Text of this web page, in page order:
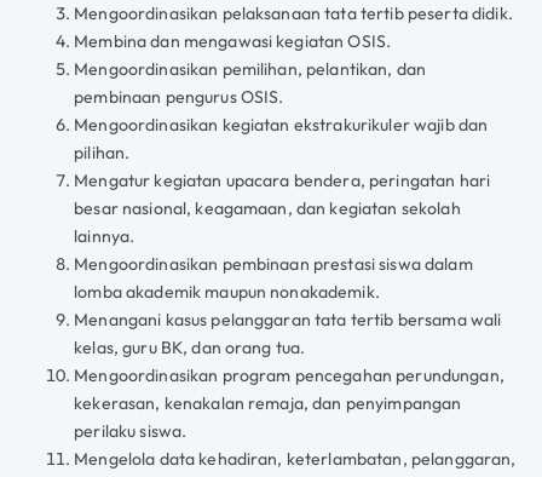
Mengoordinasikan pelaksanaan tata tertib peserta didik.
Membina dan mengawasi kegiatan OSIS.
Mengoordinasikan pemilihan, pelantikan, dan
pembinaan pengurus OSIS.
Mengoordinasikan kegiatan ekstrakurikuler wajib dan
pilihan.
Mengatur kegiatan upacara bendera, peringatan hari
besar nasional, keagamaan, dan kegiatan sekolah
lainnya.
Mengoordinasikan pembinaan prestasi siswa dalam
lomba akademik maupun nonakademik.
Menangani kasus pelanggaran tata tertib bersama wali
kelas, guru BK, dan orang tua.
Mengoordinasikan program pencegahan perundungan,
kekerasan, kenakalan remaja, dan penyimpangan
perilaku siswa.
Mengelola data kehadiran, keterlambatan, pelanggaran,